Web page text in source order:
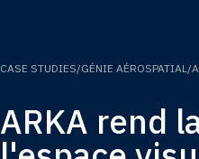
CASE STUDIES/GÉNIE AÉROSPATIAL/
ARKA rend